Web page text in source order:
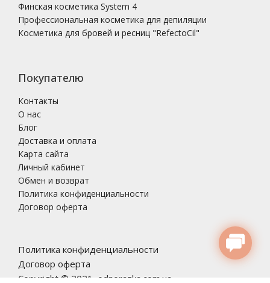
Финская косметика System 4
Профессиональная косметика для депиляции
Косметика для бровей и ресниц "RefectoCil"
Покупателю
Контакты
О нас
Блог
Доставка и оплата
Карта сайта
Личный кабинет
Обмен и возврат
Политика конфиденциальности
Договор оферта
Политика конфиденциальности
Договор оферта
Copyright © 2021, odnorazka.com.ua